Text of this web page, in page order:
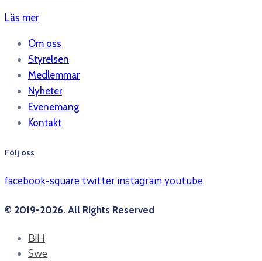
Läs mer
Om oss
Styrelsen
Medlemmar
Nyheter
Evenemang
Kontakt
Följ oss
facebook-square twitterinstagramyoutube
© 2019-2026. All Rights Reserved
BiH
Swe